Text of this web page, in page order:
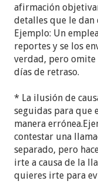
afirmación
detalles que le
Ejemplo: Un
reportes y se los
verdad, pero omite
días de retraso.
* La ilusión de
seguidas para que
manera
contestar una
separado, pero
irte a causa de la
quieres irte para